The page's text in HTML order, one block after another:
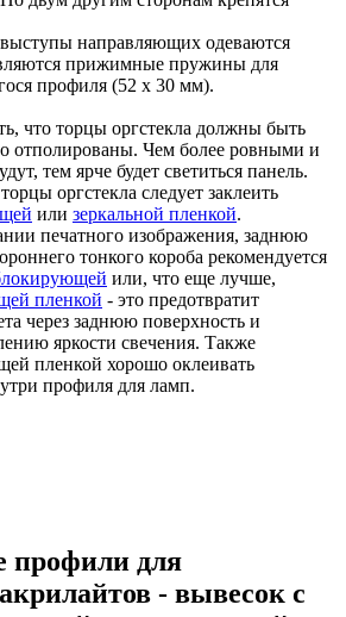
направляющих одеваются
прижимные пружины для
профиля (52 х 30 мм).
что торцы оргстекла должны быть
отполированы. Чем более ровными и
тем ярче будет светиться панель.
оргстекла следует заклеить
или зеркальной пленкой.
печатного изображения, заднюю
тонкого короба рекомендуется
или, что еще лучше,
пленкой - это предотвратит
через заднюю поверхность и
яркости свечения. Также
пленкой хорошо оклеивать
профиля для ламп.
для
- вывесок с